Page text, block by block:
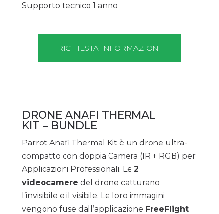
Supporto tecnico 1 anno
RICHIESTA INFORMAZIONI
DRONE ANAFI THERMAL
KIT – BUNDLE
Parrot Anafi Thermal Kit è un drone ultra-
compatto con doppia Camera (IR + RGB) per
Applicazioni Professionali. Le 2
videocamere del drone catturano
l’invisibile e il visibile. Le loro immagini
vengono fuse dall’applicazione FreeFlight